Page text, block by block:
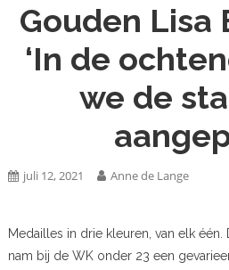
Gouden Lisa
‘In de
we de
juli 12, 2021 Anne de Lange
Medailles in drie kleuren, van elk
nam bij de WK onder 23 een